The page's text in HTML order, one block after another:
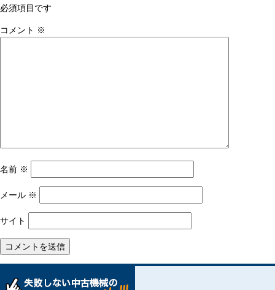
ビ
ゲ
必須項目です
コメント ※
名前 ※
メール ※
サイト